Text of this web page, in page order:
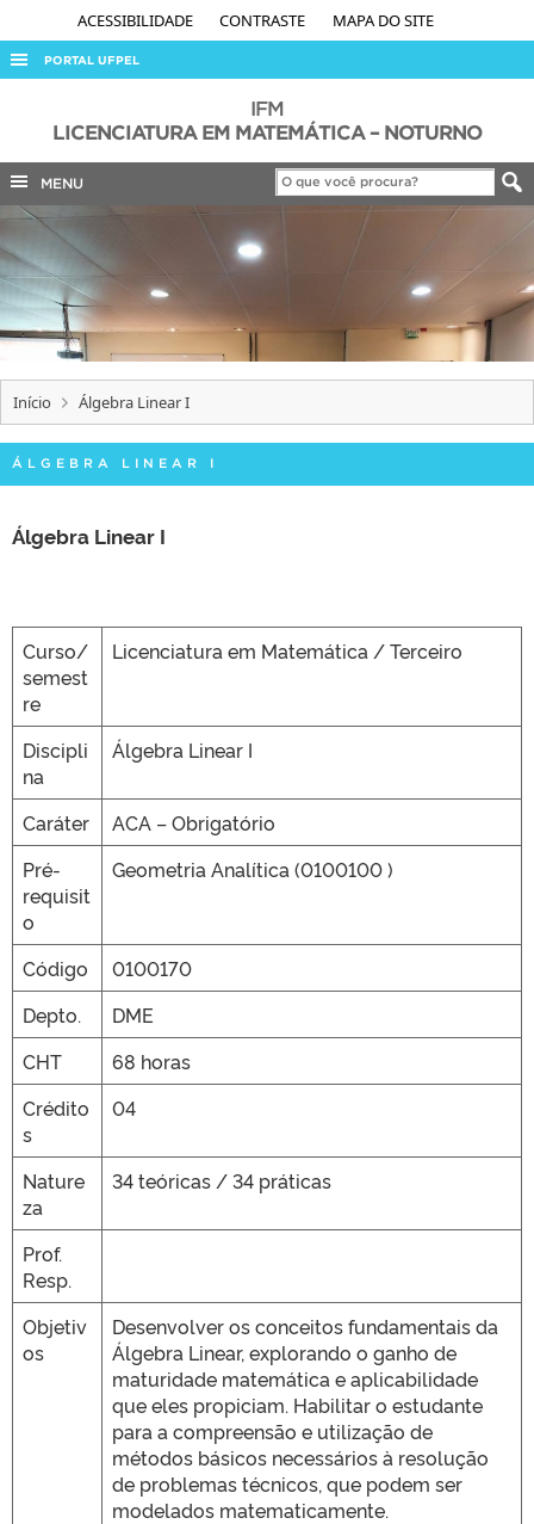
ACESSIBILIDADE CONTRASTE MAPA DO SITE
PORTAL UFPEL
AUDITORIA
COBALTO
CONCURSOS
EDITAIS
INTERNACIONAL
OUVIDORIA
PORTARIAS
TELEFONES
IFM
LICENCIATURA EM MATEMÁTICA – NOTURNO
MENU
CLMN2025
Início Álgebra Linear I
ÁLGEBRA LINEAR I
Álgebra Linear I
Curso/
semest
re
Licenciatura em Matemática / Terceiro
Discipli
na
Álgebra Linear I
Caráter
ACA – Obrigatório
Pré-
requisit
o
Geometria Analítica (0100100 )
Código
0100170
Depto.
DME
CHT
68 horas
Crédito
s
04
Nature
za
34 teóricas / 34 práticas
Prof.
Resp.
Objetiv
os
Desenvolver os conceitos fundamentais da
Álgebra Linear, explorando o ganho de
maturidade matemática e aplicabilidade
que eles propiciam. Habilitar o estudante
para a compreensão e utilização de
métodos básicos necessários à resolução
de problemas técnicos, que podem ser
modelados matematicamente.